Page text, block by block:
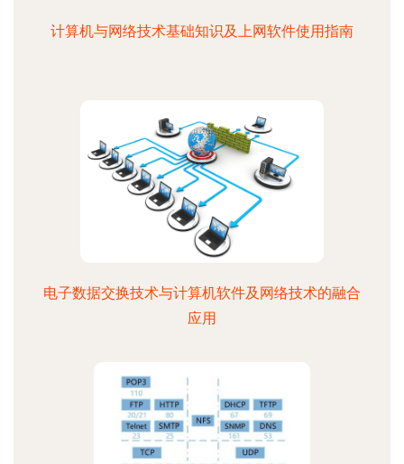
计算机与网络技术基础知识及上网软件使用指南
电子数据交换技术与计算机软件及网络技术的融合
应用